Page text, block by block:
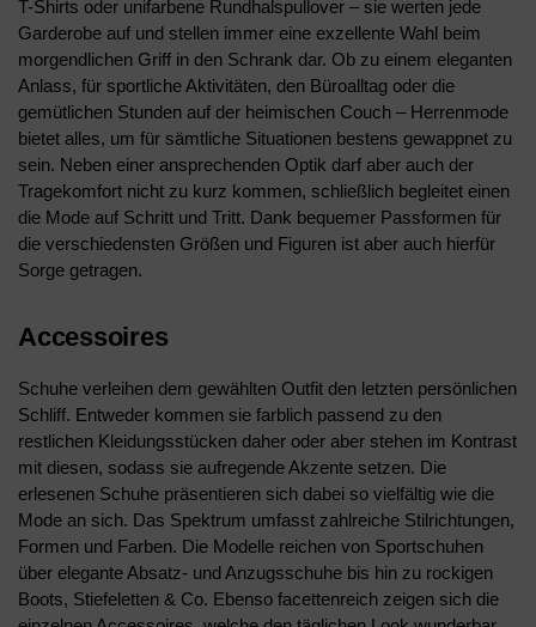
T-Shirts oder unifarbene Rundhalspullover – sie werten jede
Garderobe auf und stellen immer eine exzellente Wahl beim
morgendlichen Griff in den Schrank dar. Ob zu einem eleganten
Anlass, für sportliche Aktivitäten, den Büroalltag oder die
gemütlichen Stunden auf der heimischen Couch – Herrenmode
bietet alles, um für sämtliche Situationen bestens gewappnet zu
sein. Neben einer ansprechenden Optik darf aber auch der
Tragekomfort nicht zu kurz kommen, schließlich begleitet einen
die Mode auf Schritt und Tritt. Dank bequemer Passformen für
die verschiedensten Größen und Figuren ist aber auch hierfür
Sorge getragen.
Accessoires
Schuhe verleihen dem gewählten Outfit den letzten persönlichen
Schliff. Entweder kommen sie farblich passend zu den
restlichen Kleidungsstücken daher oder aber stehen im Kontrast
mit diesen, sodass sie aufregende Akzente setzen. Die
erlesenen Schuhe präsentieren sich dabei so vielfältig wie die
Mode an sich. Das Spektrum umfasst zahlreiche Stilrichtungen,
Formen und Farben. Die Modelle reichen von Sportschuhen
über elegante Absatz- und Anzugsschuhe bis hin zu rockigen
Boots, Stiefeletten & Co. Ebenso facettenreich zeigen sich die